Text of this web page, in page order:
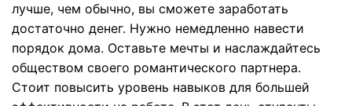
лучше, чем обычно, вы сможете заработать
достаточно денег. Нужно немедленно навести
порядок дома. Оставьте мечты и наслаждайтесь
обществом своего романтического партнера.
Стоит повысить уровень навыков для большей